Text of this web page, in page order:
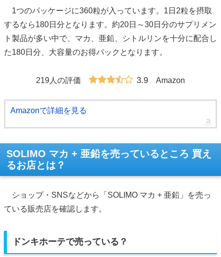
1つのパッケージに360粒が入っています。1日2粒を摂取
するなら180日分となります。約20日～30日分のサプリメン
ト製品が多い中で、マカ、亜鉛、シトルリンを十分に配合し
た180日分、大容量のお得パックとなります。
219人の評価 3.9Amazon
Amazonで詳細を見る
SOLIMO マカ + 亜鉛を売っているところ 買え
るお店とは？
ショップ・SNSなどから「SOLIMO マカ + 亜鉛」を売っ
ている販売店を確認します。
ドンキホーテで売っている？